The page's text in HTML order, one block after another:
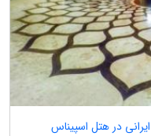
در هتل اسپیناس